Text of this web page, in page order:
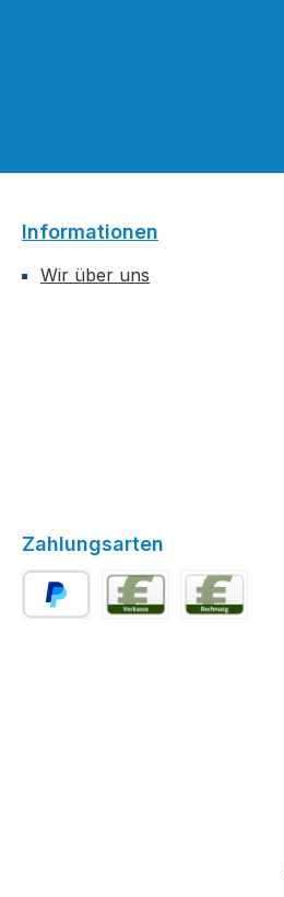
Informationen
Wir über uns
Zahlungsarten